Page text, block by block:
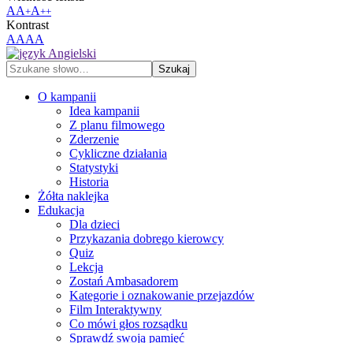
AA+A++
Kontrast
AAAA
O kampanii
Idea kampanii
Z planu filmowego
Zderzenie
Cykliczne działania
Statystyki
Historia
Żółta naklejka
Edukacja
Dla dzieci
Przykazania dobrego kierowcy
Quiz
Lekcja
Zostań Ambasadorem
Kategorie i oznakowanie przejazdów
Film Interaktywny
Co mówi głos rozsądku
Sprawdź swoją pamięć